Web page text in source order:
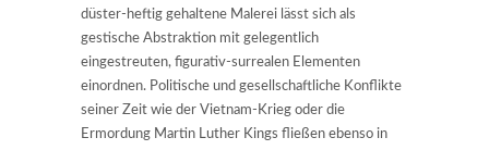
düster-heftig gehaltene Malerei lässt sich als
gestische Abstraktion mit gelegentlich
eingestreuten, figurativ-surrealen Elementen
einordnen. Politische und gesellschaftliche Konflikte
seiner Zeit wie der Vietnam-Krieg oder die
Ermordung Martin Luther Kings fließen ebenso in